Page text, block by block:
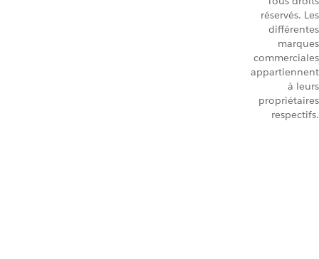
réservés. Les
différentes
marques
commerciales
appartiennent
à leurs
propriétaires
respectifs.